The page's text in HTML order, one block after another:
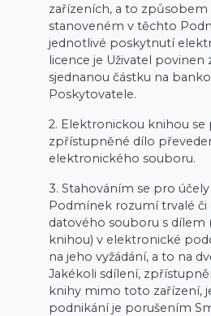
zařízeních, a to způsobem
stanoveném v těchto
jednotlivé poskytnutí
licence je Uživatel povinen
sjednanou částku na
Poskytovatele.
2. Elektronickou knihou
zpřístupněné dílo
elektronického souboru.
3. Stahováním se pro
Podmínek rozumí trvalé
datového souboru s dílem
knihou) v elektronické
na jeho vyžádání, a to na
Jakékoli sdílení,
knihy mimo toto zařízení,
podnikání je porušením